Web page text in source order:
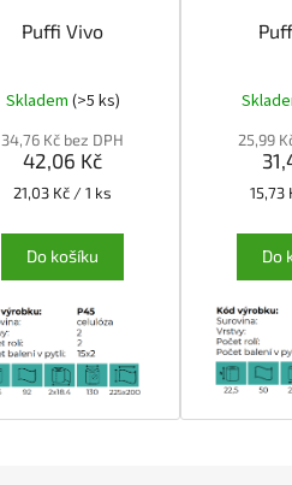
Puffi Vivo
Skladem (>5 ks)
34,76 Kč bez DPH
42,06 Kč
Měrná
21,03 Kč / 1 ks
Do košíku
25,99
15,73
Do